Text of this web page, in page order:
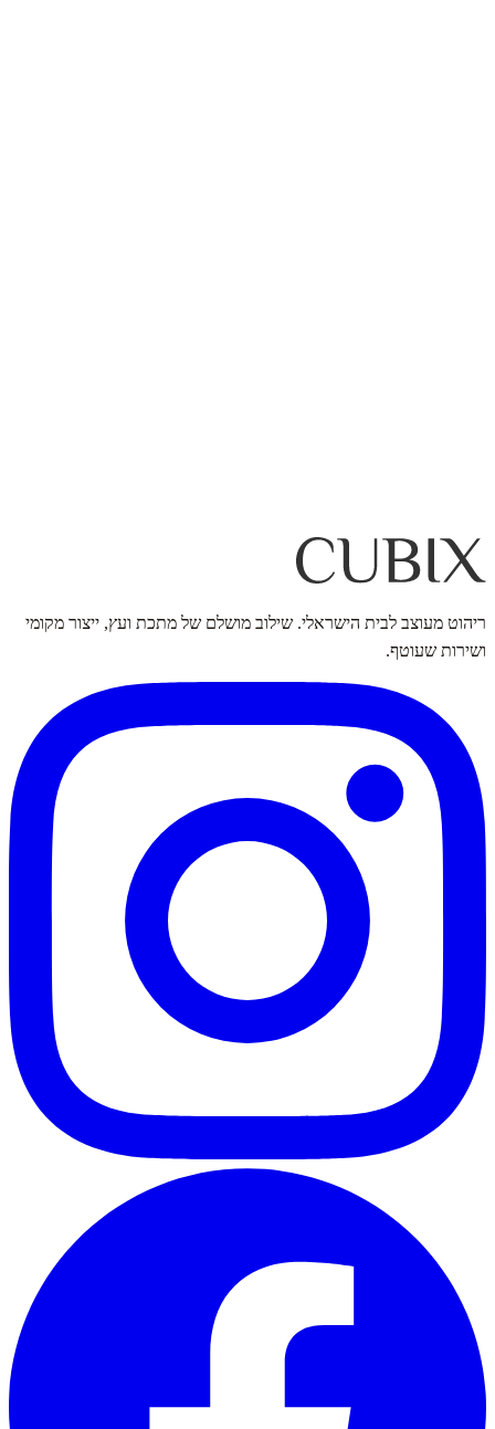
ריהוט מעוצב לבית הישראלי. שילוב מושלם של מתכת ועץ, ייצור מקומי
ושירות שעוטף.